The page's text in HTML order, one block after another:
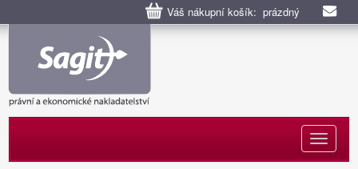
Váš nákupní košík: prázdný